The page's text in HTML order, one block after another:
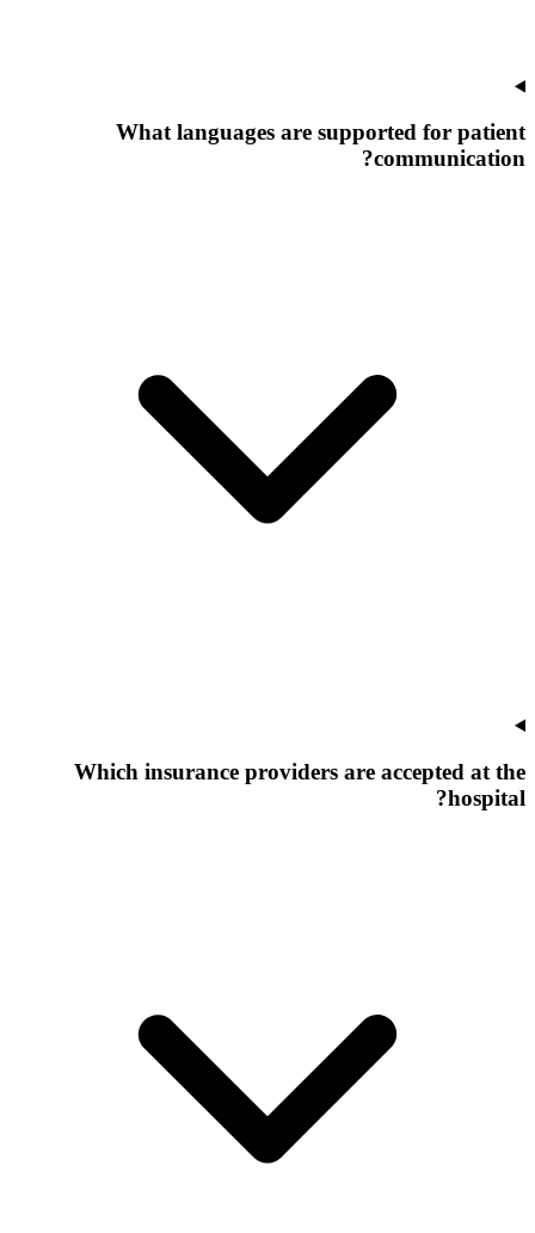
What languages are supported for patient
communication?
Which insurance providers are accepted at the
hospital?